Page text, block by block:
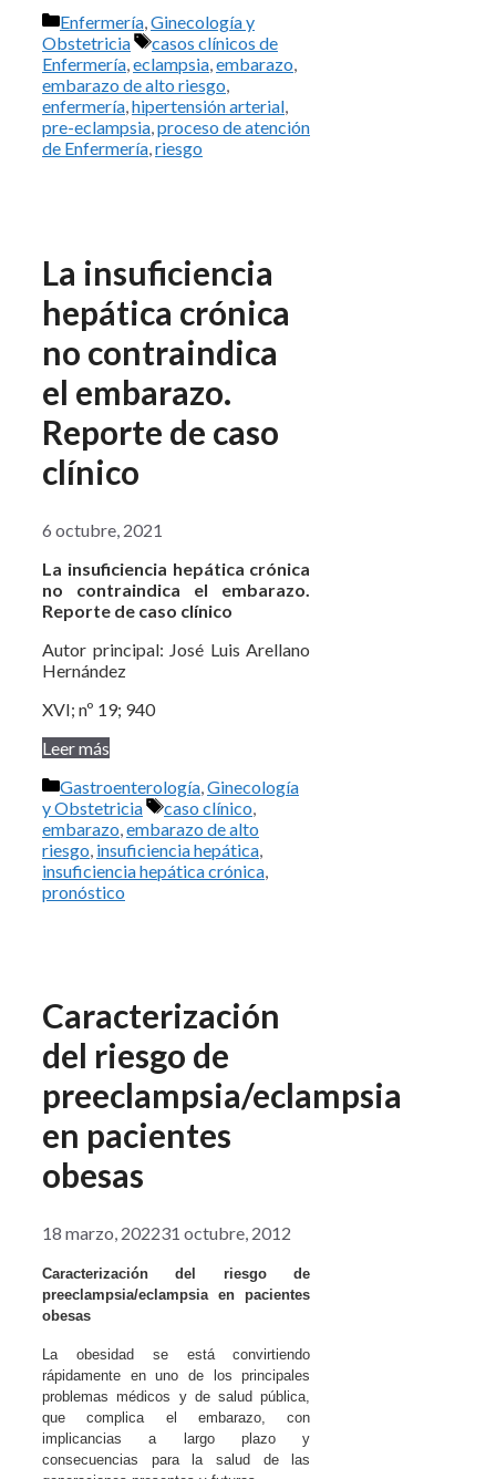
Categorías
Enfermería Ginecología y
Obstetricia
Etiquetas
casos clínicos de
Enfermería eclampsia embarazo
embarazo de alto riesgo
enfermería hipertensión arterial
pre-eclampsia proceso de atención
de Enfermería riesgo
La insuficiencia
hepática crónica
no contraindica
el embarazo.
Reporte de caso
clínico
6 octubre, 2021
La insuficiencia hepática crónica
no contraindica el embarazo.
Reporte de caso clínico
Autor principal: José Luis Arellano
Hernández
XVI; nº 19; 940
Leer más
Categorías
Gastroenterología Ginecología
y Obstetricia
Etiquetas
caso clínico
embarazo embarazo de alto
riesgo insuficiencia hepática
insuficiencia hepática crónica
pronóstico
Caracterización
del riesgo de
preeclampsia/eclampsia
en pacientes
obesas
18 marzo, 202231 octubre, 2012
Caracterización del riesgo de
preeclampsia/eclampsia en pacientes
obesas
La obesidad se está convirtiendo
rápidamente en uno de los principales
problemas médicos y de salud pública,
que complica el embarazo, con
implicancias a largo plazo y
consecuencias para la salud de las